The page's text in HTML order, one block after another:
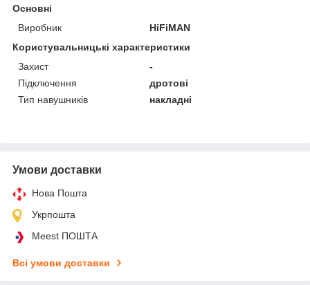
Основні
Виробник
HiFiMAN
Користувальницькі характеристики
Захист
-
Підключення
дротові
Тип навушників
накладні
Умови доставки
Нова Пошта
Укрпошта
Meest ПОШТА
Всі умови доставки